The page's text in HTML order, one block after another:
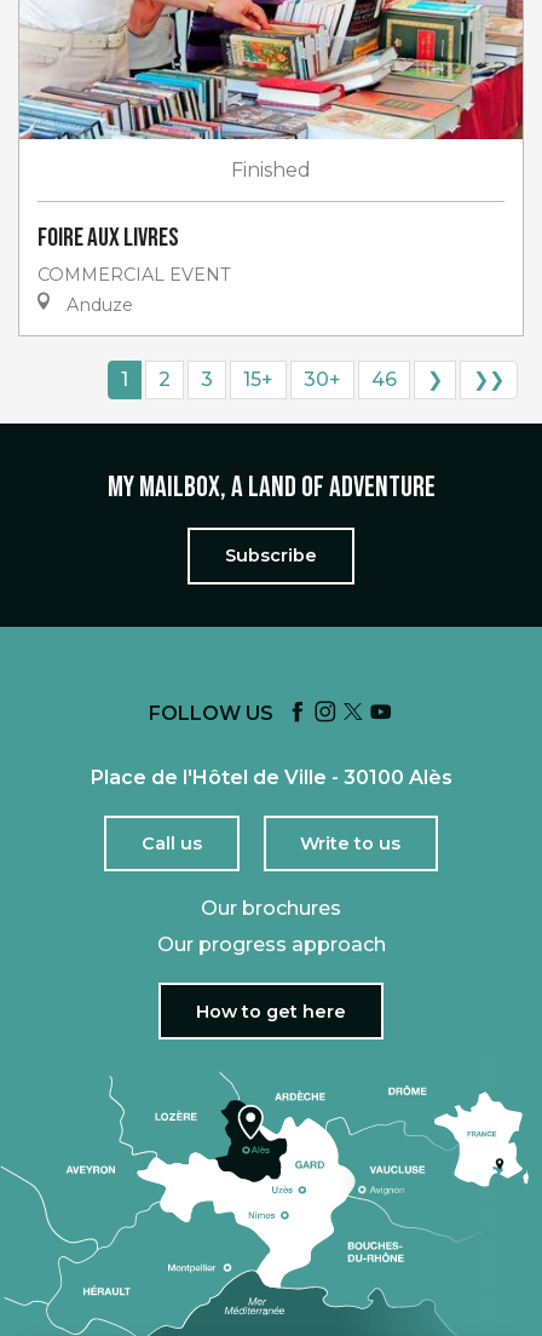
Finished
Foire aux livres
COMMERCIAL EVENT
Anduze
1 2 3 15+ 30+ 46 ❯ ❯❯
My mailbox, a land of adventure
Subscribe
FOLLOW US
Place de l'Hôtel de Ville - 30100 Alès
Call us Write to us
Our brochures
Our progress approach
How to get here